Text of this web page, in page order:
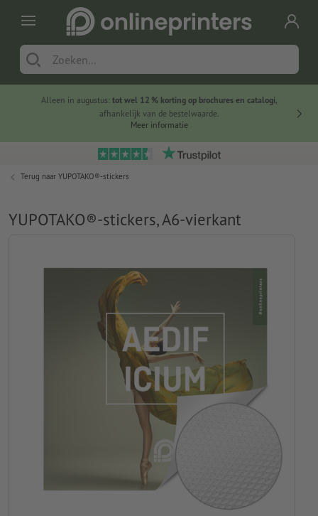
Alleen in augustus: tot wel 12 % korting op brochures en catalogi,
afhankelijk van de bestelwaarde.
Meer informatie
Terug naar YUPOTAKO®-stickers
YUPOTAKO®-stickers, A6-vierkant